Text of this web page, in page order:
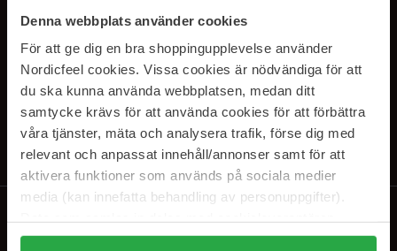
Denna webbplats använder cookies
För att ge dig en bra shoppingupplevelse använder
Nordicfeel cookies. Vissa cookies är nödvändiga för att
du ska kunna använda webbplatsen, medan ditt
samtycke krävs för att använda cookies för att förbättra
våra tjänster, mäta och analysera trafik, förse dig med
relevant och anpassat innehåll/annonser samt för att
aktivera funktioner som används på sociala medier
media (kan innefatta behandling av personuppgifter).
Genom att trycka på "Tillåt alla cookies" accepterar du
SUBSCRIBE TO OUR
NEWSLETTER
Ved å abonnere godtar du vårpersonvernerklæring. Du kan melde deg
av når som helst.